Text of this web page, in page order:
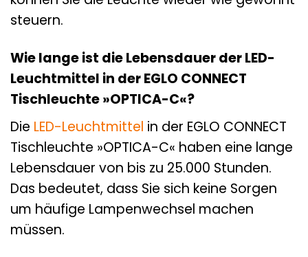
steuern.
Wie lange ist die Lebensdauer der LED-
Leuchtmittel in der EGLO CONNECT
Tischleuchte »OPTICA-C«?
Die LED-Leuchtmittel in der EGLO CONNECT
Tischleuchte »OPTICA-C« haben eine lange
Lebensdauer von bis zu 25.000 Stunden.
Das bedeutet, dass Sie sich keine Sorgen
um häufige Lampenwechsel machen
müssen.